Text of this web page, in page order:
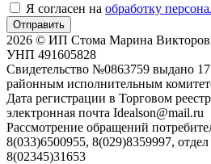
Я согласен на обработку
Отправить
2026 © ИП Стома Марина
УНП 491605828
Свидетельство №0863759 выдано
районным исполнительным
Дата регистрации в Торговом
электронная почта Idealson@mail.ru
Рассмотрение обращений
8(033)6500955, 8(029)8359997,
8(02345)31653